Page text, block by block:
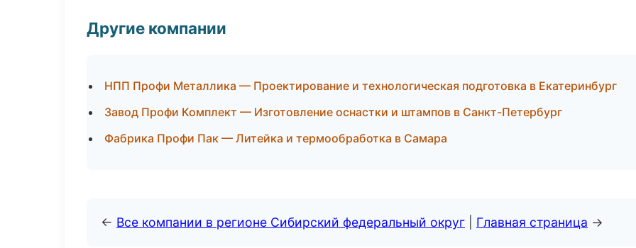
Другие компании
НПП Профи Металлика — Проектирование и технологическая подготовка в Екатеринбург
Завод Профи Комплект — Изготовление оснастки и штампов в Санкт-Петербург
Фабрика Профи Пак — Литейка и термообработка в Самара
← Все компании в регионе Сибирский федеральный округ Главная страница →